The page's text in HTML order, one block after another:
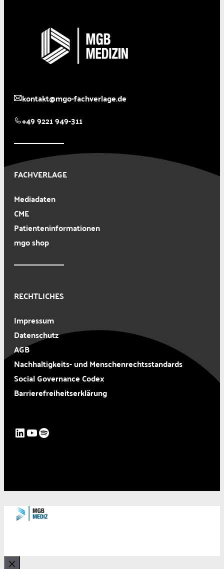
kontakt@mgo-fachverlage.de
+49 9221 949-311
FACHVERLAGE
Mediadaten
CME
Patienteninformationen
mgo shop
RECHTLICHES
Impressum
Datenschutz
AGB
Nachhaltigkeits- und Menschenrechtsstandards
Social Governance Codex
Barrierefreiheitserklärung
LinkedIn
YouTube
Spotify